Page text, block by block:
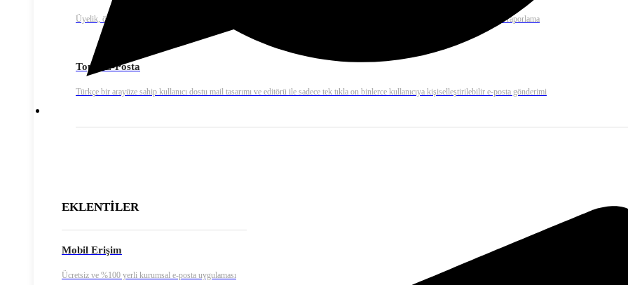
Üyelik, ödeme onay ya da fatura bildirimleri gibi işlemsel e-posta gönderilerinizi otomatik olarak gerçekleştirme ve anında kolayca raporlama
Toplu E-Posta
Türkçe bir arayüze sahip kullanıcı dostu mail tasarımı ve editörü ile sadece tek tıkla on binlerce kullanıcıya kişiselleştirilebilir e-posta gönderimi
EKLENTİLER
Mobil Erişim
Ücretsiz ve %100 yerli kurumsal e-posta uygulaması